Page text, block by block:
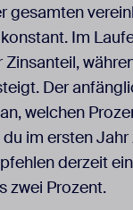
gesamten
Im
Der
welchen
im ersten
derzeit
zwei Prozent.